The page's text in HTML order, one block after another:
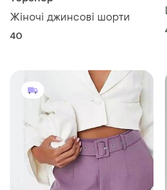
Жіночі джинсові шорти
40